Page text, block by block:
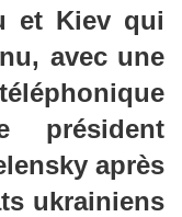
et Kiev qui
avec une
président
après
ukrainiens